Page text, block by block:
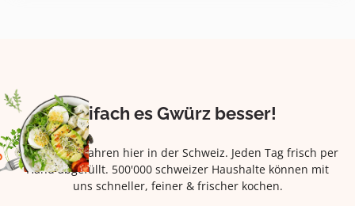
Eifach es Gwürz besser!
Seit über 42 Jahren hier in der Schweiz. Jeden Tag frisch per
Hand abgefüllt. 500'000 schweizer Haushalte können mit
uns schneller, feiner & frischer kochen.